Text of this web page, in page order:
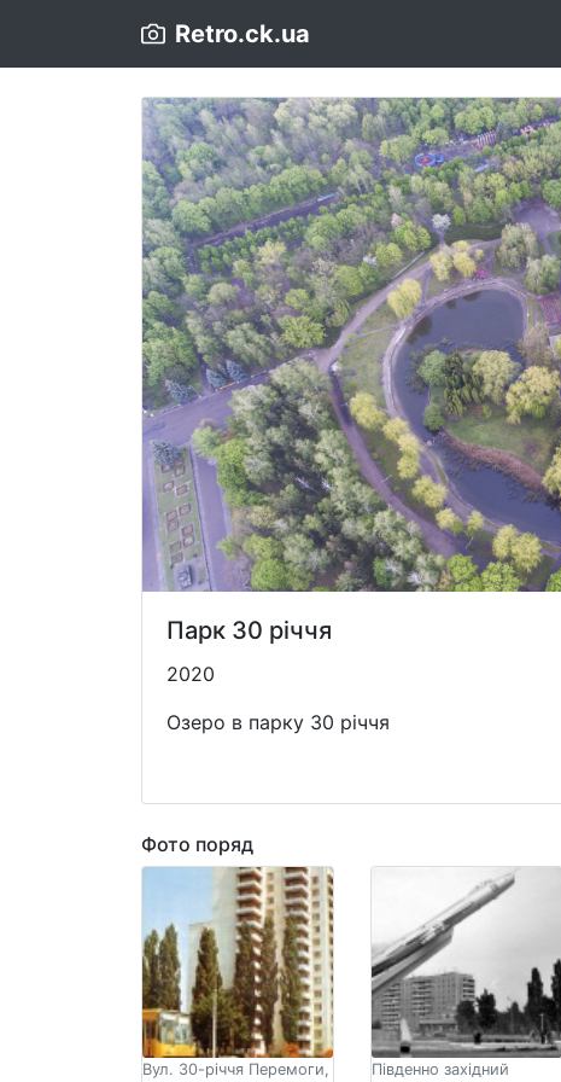
Retro.ck.ua
Парк 30 річчя
2020
Озеро в парку 30 річчя
Фото поряд
Вул. 30-річчя Перемоги, Південно західний